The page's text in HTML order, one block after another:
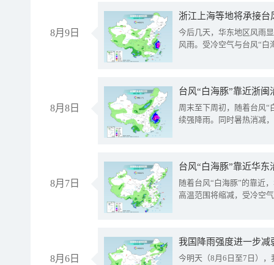
8月9日
浙江上海等地将承接台
今后几天，华东地区风雨
风雨。受冷空气与台风“白
8月8日
台风“白海豚”靠近浙
周末至下周初，随着台风“
续强降雨。同时暑热消减
8月7日
台风“白海豚”靠近华
随着台风“白海豚”的靠近
高温范围将缩减，受冷空
8月6日
今明天（8月6日至7日）